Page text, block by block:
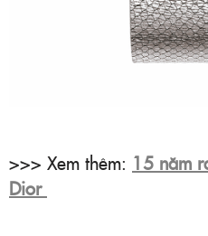
>>> Xem thêm: 15 năm
Dior